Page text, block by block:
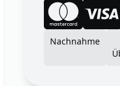
Nachnahme